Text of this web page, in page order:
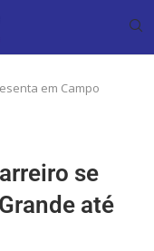
em Campo
se
até